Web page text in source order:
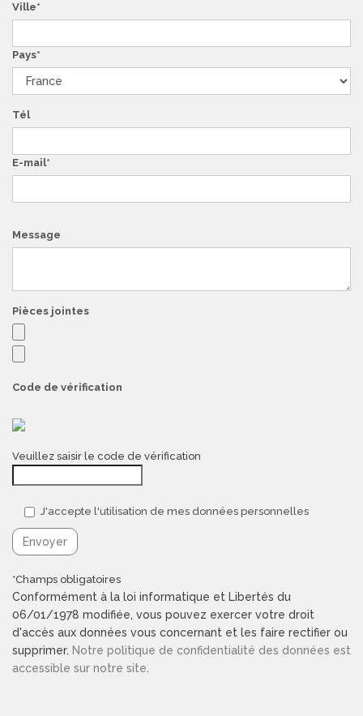
Ville
Pays
Tél
E-mail
Message
Pièces jointes
Code de vérification
Veuillez saisir le code de vérification
J'accepte l'utilisation de mes données personnelles
*Champs obligatoires
Conformément à la loi informatique et Libertés du
06/01/1978 modifiée, vous pouvez exercer votre droit
d'accès aux données vous concernant et les faire rectifier ou
supprimer. Notre politique de confidentialité des données est
accessible sur notre site.